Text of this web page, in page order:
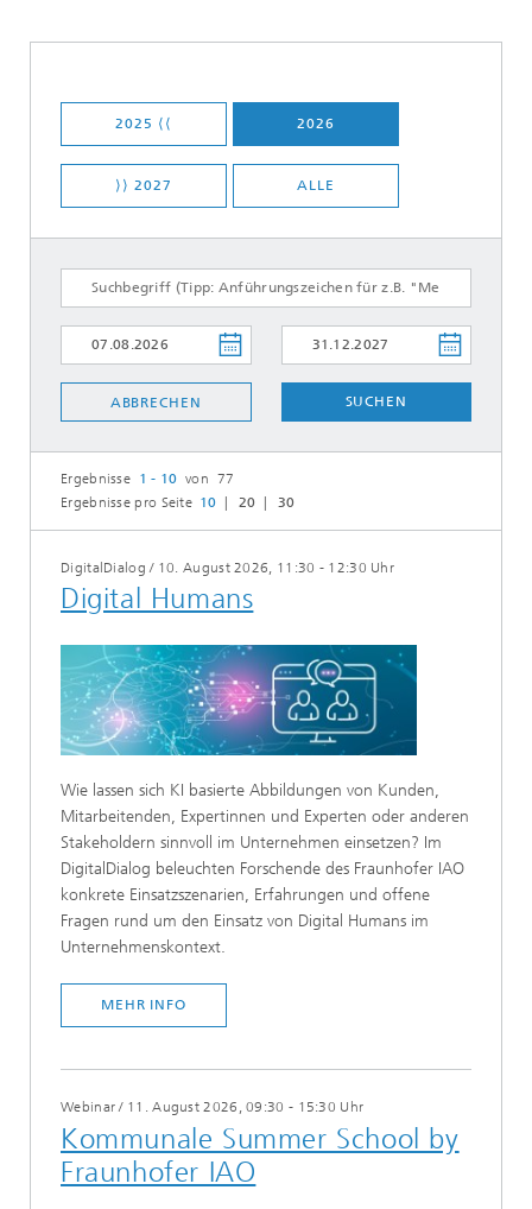
2025 ⟨⟨ 2026
⟩⟩ 2027 ALLE
ABBRECHEN SUCHEN
Ergebnisse 1 - 10 von 77
Ergebnisse pro Seite 10 20 30
DigitalDialog / 10. August 2026, 11:30 - 12:30 Uhr
Digital Humans​
​​​Wie lassen sich KI basierte Abbildungen von Kunden,
Mitarbeitenden, Expertinnen und Experten oder anderen
Stakeholdern sinnvoll im Unternehmen einsetzen? Im
DigitalDialog beleuchten Forschende des Fraunhofer IAO
konkrete Einsatzszenarien, Erfahrungen und offene
Fragen rund um den Einsatz von Digital Humans im
Unternehmenskontext.
MEHR INFO
Webinar/ 11. August 2026, 09:30 - 15:30 Uhr
Kommunale Summer School by
Fraunhofer IAO​​